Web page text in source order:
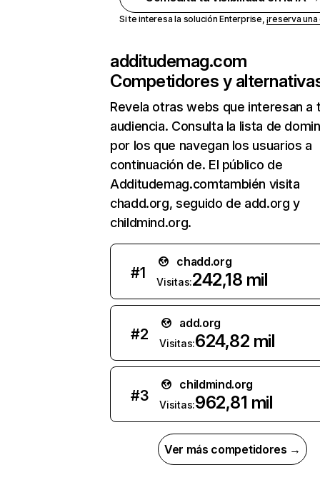
Si te interesa la solución Enterprise,¡reserva
additudemag.com
Competidores y
Revela otras webs que interesan a
audiencia. Consulta la lista de
por los que navegan los usuarios a
continuación de. El público de
Additudemag.comtambién visita
chadd.org, seguido de add.org y
childmind.org.
#1
chadd.org
Visitas:242,18 mil
#2
add.org
Visitas:624,82 mil
#3
childmind.org
Visitas:962,81 mil
Ver más competidores →